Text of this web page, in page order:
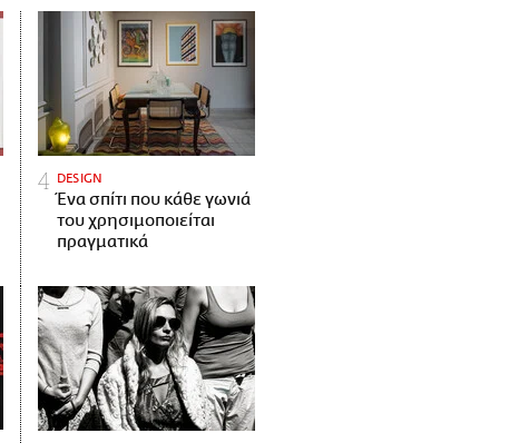
DESIGN
Ένα σπίτι που κάθε γωνιά
του χρησιμοποιείται
πραγματικά